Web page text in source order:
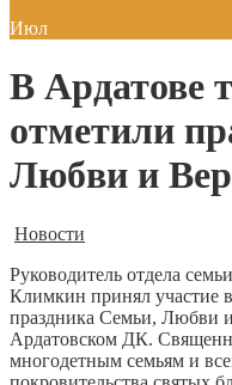
Июл
В Ардатове
отметили
Любви и
Новости
Руководитель отдела
Климкин принял участие
праздника Семьи, Любви
Ардатовском ДК.
многодетным семьям и